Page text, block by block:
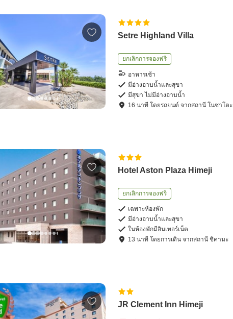
Setre Highland Villa
ยกเลิกการจองฟรี
อาหารเช้า
มีอ่างอาบน้ำและสุขา
มีสุขา ไม่มีอ่างอาบน้ำ
16 นาที โดยรถยนต์ จากสถานี โนซาโตะ
Hotel Aston Plaza Himeji
ยกเลิกการจองฟรี
เฉพาะห้องพัก
มีอ่างอาบน้ำและสุขา
ในห้องพักมีอินเทอร์เน็ต
13 นาที โดยการเดิน จากสถานี ชิคามะ
JR Clement Inn Himeji